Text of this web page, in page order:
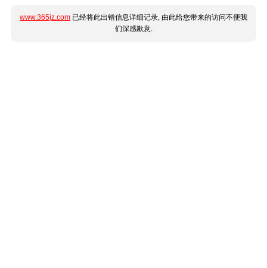
www.365jz.com 已经将此出错信息详细记录, 由此给您带来的访问不便我
们深感歉意.